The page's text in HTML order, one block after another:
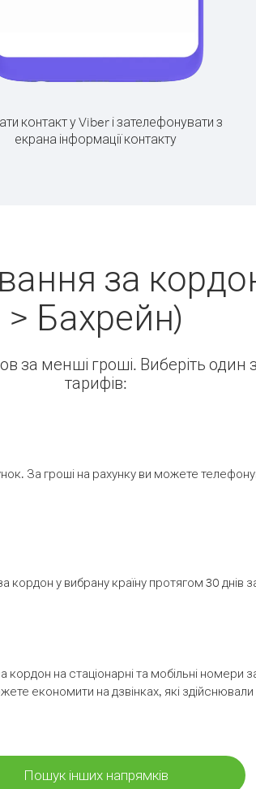
контакт у Viber і зателефонувати з
екрана інформації контакту
за
> Бахрейн)
за менші гроші. Виберіть один
тарифів:
За гроші на рахунку ви можете
у вибрану країну протягом 30 днів
на стаціонарні та мобільні номери
економити на дзвінках, які здійснювали
Пошук інших напрямків